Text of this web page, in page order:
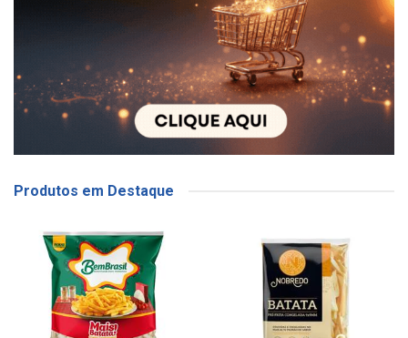
Produtos em Destaque